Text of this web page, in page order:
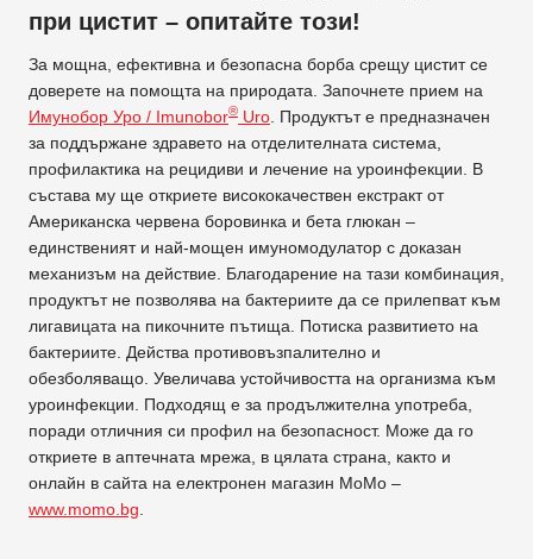
при цистит – опитайте този!
За мощна, ефективна и безопасна борба срещу цистит се
доверете на помощта на природата. Започнете прием на
Имунобор Уро / Imunobor® Uro . Продуктът е предназначен
за поддържане здравето на отделителната система,
профилактика на рецидиви и лечение на уроинфекции. В
състава му ще откриете висококачествен екстракт от
Американска червена боровинка и бета глюкан –
единственият и най-мощен имуномодулатор с доказан
механизъм на действие. Благодарение на тази комбинация,
продуктът не позволява на бактериите да се прилепват към
лигавицата на пикочните пътища. Потиска развитието на
бактериите. Действа противовъзпалително и
обезболяващо. Увеличава устойчивостта на организма към
уроинфекции. Подходящ е за продължителна употреба,
поради отличния си профил на безопасност. Може да го
откриете в аптечната мрежа, в цялата страна, както и
онлайн в сайта на електронен магазин MoMo –
www.momo.bg